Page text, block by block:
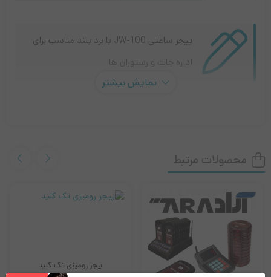
پیجر ساعتی JW-100 با برد بلند مناسب برای
اداره جات و رستوران ها
در محیط هایی نظیر بیمارستان ها، دانشگاه ها، هتل ها، فضاهای اداری
و سازمان ها و مراکز تجاری به کار می‌رود.
پیجر گیرنده jw -100 به صورت بی‌سیم از طریق امواج رادیویی با
ساعت‌های مجهز به تکنولوژی پیجینگ ارتباط برقرار می‌کند و به کاربران
این امکان را می‌دهد تا در هنگام دریافت پیام، اعلامیه و یا تماس، به
نمایش بیشتر
محصولات مرتبط
پیجر رومیزی تک کلید